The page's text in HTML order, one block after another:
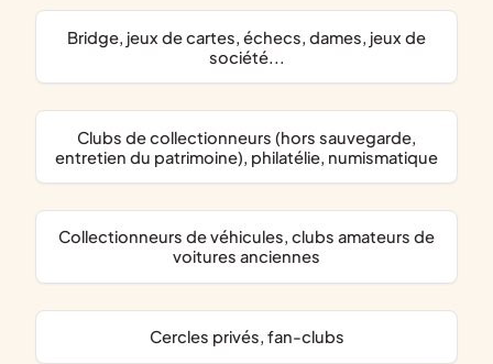
bridge, jeux de cartes, échecs, dames, jeux de
société...
clubs de collectionneurs (hors sauvegarde,
entretien du patrimoine), philatélie, numismatique
collectionneurs de véhicules, clubs amateurs de
voitures anciennes
cercles privés, fan-clubs